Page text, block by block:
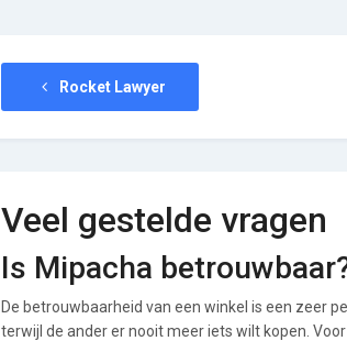
Rocket Lawyer
Veel gestelde vragen
Is Mipacha
De betrouwbaarheid van een winkel is een zeer
terwijl de ander er nooit meer iets wilt kopen.